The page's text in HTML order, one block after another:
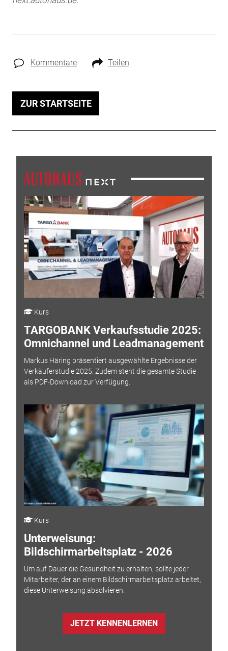
Kommentare Teilen
ZUR STARTSEITE
Kurs
TARGOBANK Verkaufsstudie 2025:
Omnichannel und Leadmanagement
Markus Häring präsentiert ausgewählte Ergebnisse der
Verkäuferstudie 2025. Zudem steht die gesamte Studie
als PDF-Download zur Verfügung.
Kurs
Unterweisung:
Bildschirmarbeitsplatz - 2026
Um auf Dauer die Gesundheit zu erhalten, sollte jeder
Mitarbeiter, der an einem Bildschirmarbeitsplatz arbeitet,
diese Unterweisung absolvieren.
JETZT KENNENLERNEN